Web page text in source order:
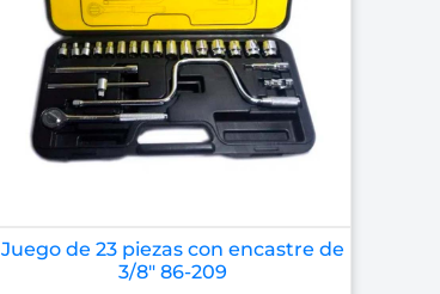
Juego de 23 piezas con encastre de
3/8″ 86-209